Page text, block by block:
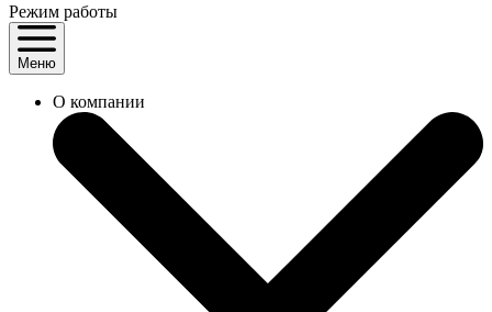
Режим работы
Меню
О компании